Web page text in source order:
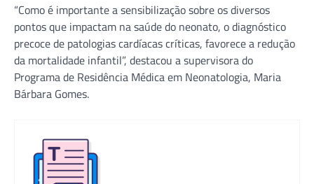
“Como é importante a sensibilização sobre os diversos
pontos que impactam na saúde do neonato, o diagnóstico
precoce de patologias cardíacas críticas, favorece a redução
da mortalidade infantil”, destacou a supervisora do
Programa de Residência Médica em Neonatologia, Maria
Bárbara Gomes.